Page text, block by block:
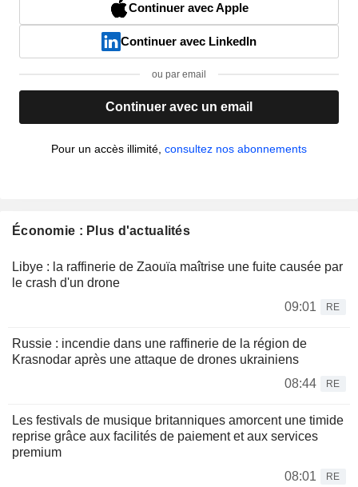
Continuer avec Apple
Continuer avec LinkedIn
ou par email
Continuer avec un email
Pour un accès illimité, consultez nos abonnements
Économie : Plus d'actualités
Libye : la raffinerie de Zaouïa maîtrise une fuite causée par
le crash d'un drone
09:01
RE
Russie : incendie dans une raffinerie de la région de
Krasnodar après une attaque de drones ukrainiens
08:44
RE
Les festivals de musique britanniques amorcent une timide
reprise grâce aux facilités de paiement et aux services
premium
08:01
RE